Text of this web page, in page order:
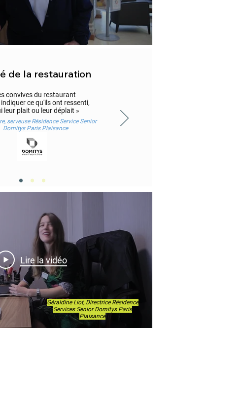
de la restauration
convives du restaurant
ce qu'ils ont ressenti,
leur plait ou leur déplait »
serveuse Résidence Service Senior
Domitys Paris Plaisance
Lire la vidéo
Géraldine Liot, Directrice Résidence
Services Senior Domitys Paris
Plaisance